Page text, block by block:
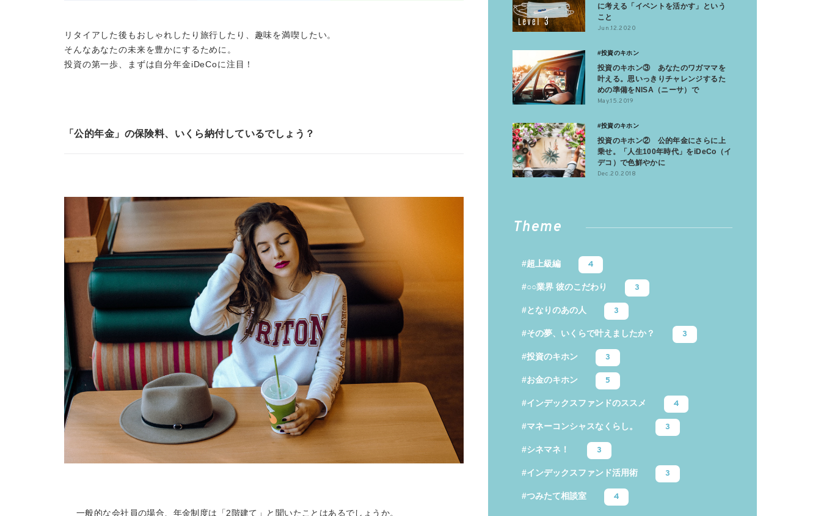
リタイアした後もおしゃれしたり旅行したり、趣味を満喫したい。
そんなあなたの未来を豊かにするために。
投資の第一歩、まずは自分年金iDeCoに注目！
「公的年金」の保険料、いくら納付しているでしょう？
一般的な会社員の場合、年金制度は「2階建て」と聞いたことはあるでしょうか。
に考える「イベントを活かす」という
こと
Jun.12.2020
#投資のキホン
投資のキホン③ あなたのワガママを
叶える。思いっきりチャレンジするた
めの準備をNISA（ニーサ）で
May.15.2019
#投資のキホン
投資のキホン② 公的年金にさらに上
乗せ。「人生100年時代」をiDeCo（イ
デコ）で色鮮やかに
Dec.20.2018
Theme
#超上級編 4
#○○業界 彼のこだわり 3
#となりのあの人 3
#その夢、いくらで叶えましたか？ 3
#投資のキホン 3
#お金のキホン 5
#インデックスファンドのススメ 4
#マネーコンシャスなくらし。 3
#シネマネ！ 3
#インデックスファンド活用術 3
#つみたて相談室 4